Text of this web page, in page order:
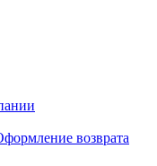
возврата